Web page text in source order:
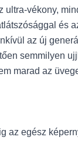
ultra-vékony,
és
az új
semmilyen
marad az
az egész